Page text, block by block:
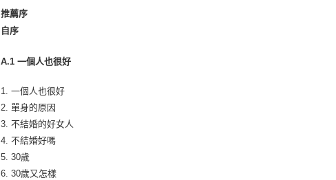
推薦序
自序
A.1 一個人也很好
1. 一個人也很好
2. 單身的原因
3. 不結婚的好女人
4. 不結婚好嗎
5. 30歲
6. 30歲又怎樣